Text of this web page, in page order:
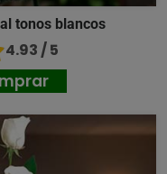
tonos blancos
4.93 / 5